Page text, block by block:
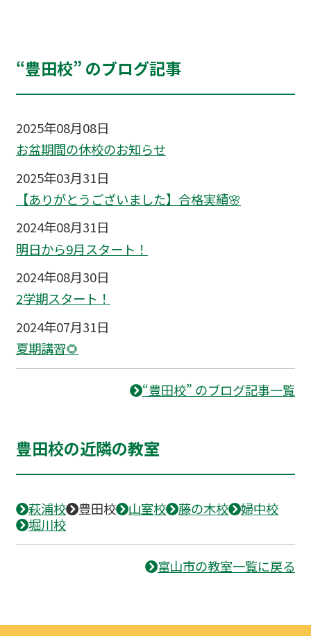
“豊田校” のブログ記事
2025年08月08日
お盆期間の休校のお知らせ
2025年03月31日
【ありがとうございました】合格実績🌸
2024年08月31日
明日から9月スタート！
2024年08月30日
2学期スタート！
2024年07月31日
夏期講習🌻
“豊田校” のブログ記事一覧
豊田校の近隣の教室
萩浦校 豊田校 山室校 藤の木校
婦中校
堀川校
富山市の教室一覧に戻る